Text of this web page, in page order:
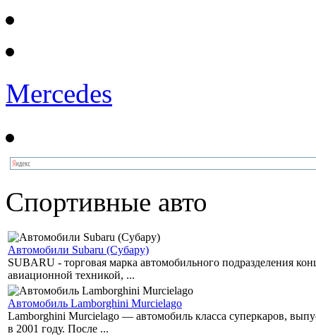
Mercedes
Спортивные авто
Автомобили Subaru (Субару)
SUBARU - торговая марка автомобильного подразделения
авиационной техникой, ...
Автомобиль Lamborghini Murcielago
Lamborghini Murcielago — автомобиль класса суперкаров,
в 2001 году. После ...